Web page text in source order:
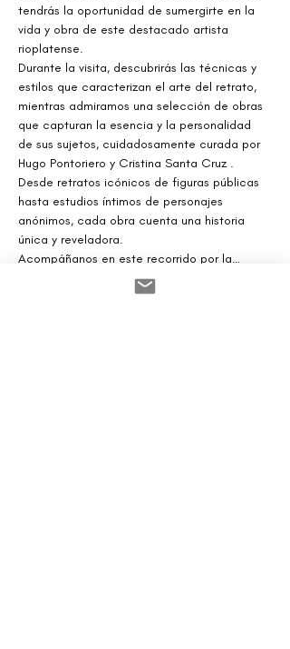
tendrás la oportunidad de sumergirte en la
vida y obra de este destacado artista
rioplatense.
Durante la visita, descubrirás las técnicas y
estilos que caracterizan el arte del retrato,
mientras admiramos una selección de obras
que capturan la esencia y la personalidad
de sus sujetos, cuidadosamente curada por
Hugo Pontoriero y Cristina Santa Cruz .
Desde retratos icónicos de figuras públicas
hasta estudios íntimos de personajes
anónimos, cada obra cuenta una historia
única y reveladora.
Acompáñanos en este recorrido por la…